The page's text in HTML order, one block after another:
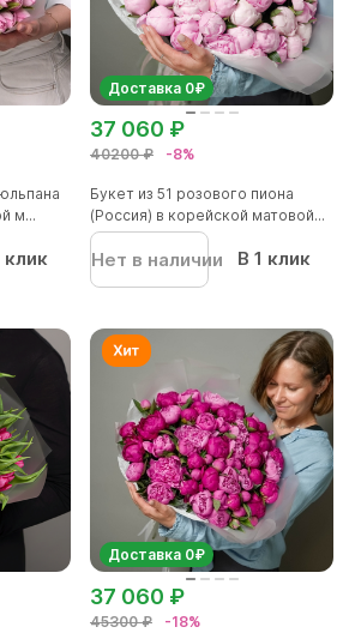
м...
клик
Доставка 0₽
40200 ₽ -8%
37 060 ₽
Букет из 51 розового пиона
(Россия) в корейской матовой...
Нет в наличии В 1 клик
Доставка 0₽
45300 ₽ -18%
37 060 ₽